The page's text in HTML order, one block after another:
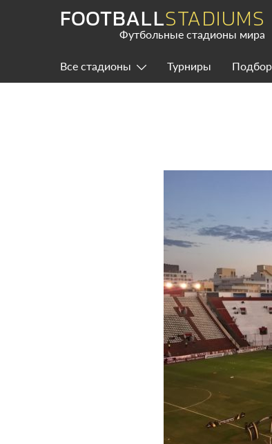
FOOTBALLSTADIUMS
Футбольные стадионы мира
Все стадионы Турниры